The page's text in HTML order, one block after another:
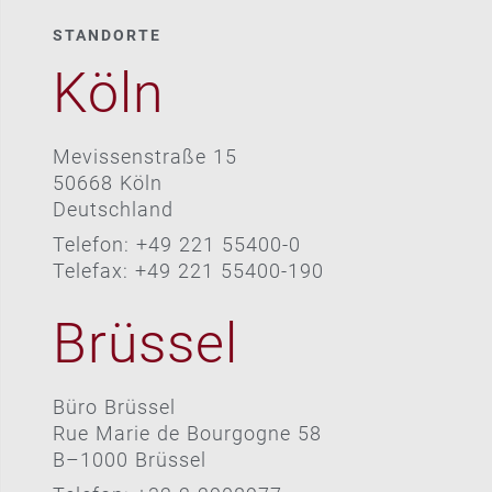
STANDORTE
Köln
Mevissenstraße 15
50668 Köln
Deutschland
Telefon: +49 221 55400-0
Telefax: +49 221 55400-190
Brüssel
Büro Brüssel
Rue Marie de Bourgogne 58
B–1000 Brüssel